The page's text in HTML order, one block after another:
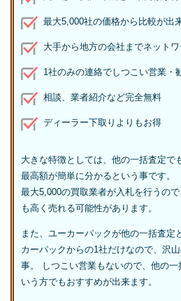
最大5,000社の価格から比較が出
大手から地方の会社までネット
1社のみの連絡でしつこい営業・
相談、業者紹介など完全無料
ディーラー下取りよりもお得
大きな特徴としては、他の一括査定で
最高額が簡単に分かるという事です。
最大5,000の買取業者が入札を行うの
も高く売れる可能性があります。
また、ユーカーパックが他の一括査定
カーパックからの1社だけなので、沢
事。 しつこい営業もないので、他の一
いう方でもおすすめが出来ます。